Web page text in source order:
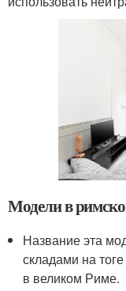
Модели в
Название эта
складами на
в великом Риме.